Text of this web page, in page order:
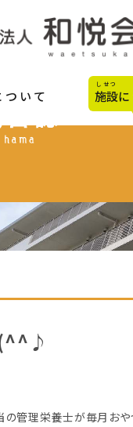
ついて 施設
しせつ
管理栄養士が毎月おや